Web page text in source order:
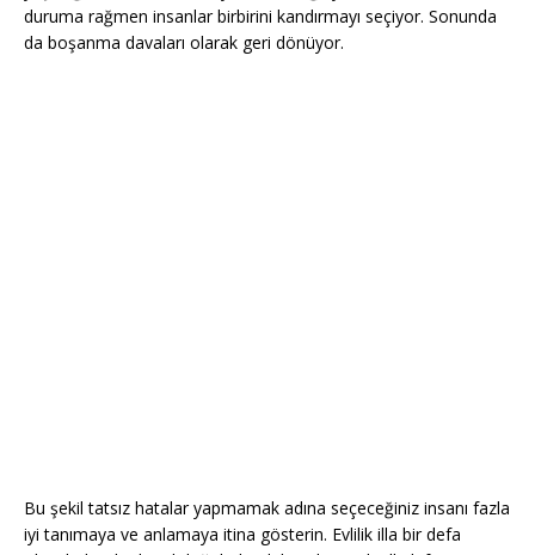
duruma rağmen insanlar birbirini kandırmayı seçiyor. Sonunda
da boşanma davaları olarak geri dönüyor.
Bu şekil tatsız hatalar yapmamak adına seçeceğiniz insanı fazla
iyi tanımaya ve anlamaya itina gösterin. Evlilik illa bir defa